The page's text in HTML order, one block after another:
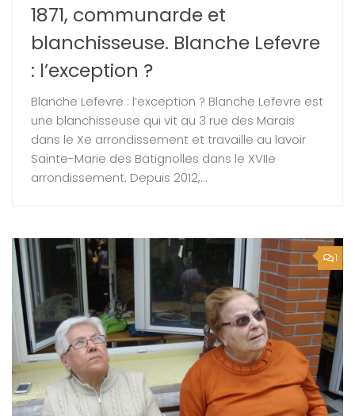
1871, communarde et
blanchisseuse. Blanche Lefevre
: l’exception ?
Blanche Lefevre : l’exception ? Blanche Lefevre est
une blanchisseuse qui vit au 3 rue des Marais
dans le Xe arrondissement et travaille au lavoir
Sainte-Marie des Batignolles dans le XVIIe
arrondissement. Depuis 2012,...
1